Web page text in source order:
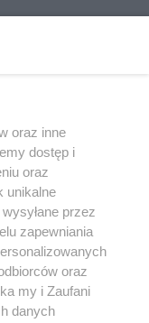
być powielany i
jakikolwiek sposób (w
polu
w
Jakiekolwiek użycie lub
prawa,
kary i może być
oraz inne
dostęp i
oraz
unikalne
przez
zapewniania
oraz
my i Zaufani
danych